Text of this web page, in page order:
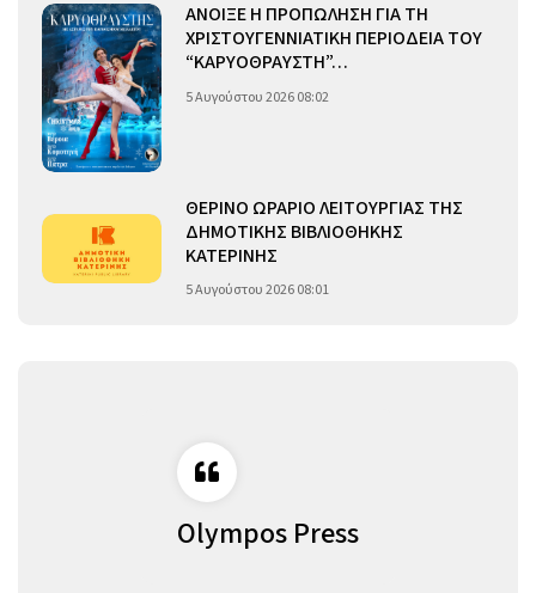
ΑΝΟΙΞΕ Η ΠΡΟΠΩΛΗΣΗ ΓΙΑ ΤΗ
ΧΡΙΣΤΟΥΓΕΝΝΙΑΤΙΚΗ ΠΕΡΙΟΔΕΙΑ ΤΟΥ
“ΚΑΡΥΟΘΡΑΥΣΤΗ”…
5 Αυγούστου 2026 08:02
ΘΕΡΙΝΟ ΩΡΑΡΙΟ ΛΕΙΤΟΥΡΓΙΑΣ ΤΗΣ
ΔΗΜΟΤΙΚΗΣ ΒΙΒΛΙΟΘΗΚΗΣ
ΚΑΤΕΡΙΝΗΣ
5 Αυγούστου 2026 08:01
Olympos Press